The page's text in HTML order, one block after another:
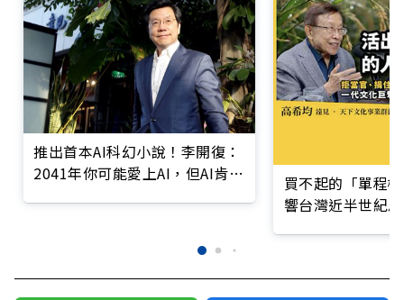
推出首本AI科幻小說！李開復：
2041年你可能愛上AI，但AI肯定
買不起的「單程
響台灣近半世紀